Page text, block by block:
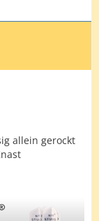
allein gerockt